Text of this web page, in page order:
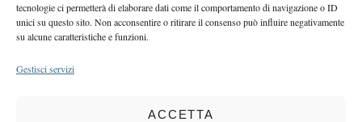
tecnologie ci permetterà di elaborare dati come il comportamento di navigazione o ID
unici su questo sito. Non acconsentire o ritirare il consenso può influire negativamente
su alcune caratteristiche e funzioni.
Gestisci servizi
ACCETTA
EDITORIALE PRESIDENTE
Costruire futuro insieme
COPYRIGHT 2025 LA VOCE |PRIVACY